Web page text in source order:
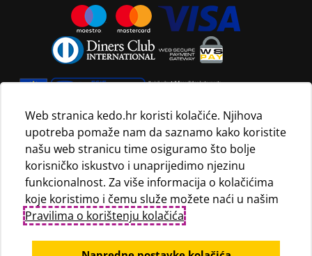
Web stranica kedo.hr koristi kolačiće. Njihova
upotreba pomaže nam da saznamo kako koristite
našu web stranicu time osiguramo što bolje
korisničko iskustvo i unaprijedimo njezinu
funkcionalnost. Za više informacija o kolačićima
koje koristimo i čemu služe možete naći u našim
Pravilima o korištenju kolačića.
Navedene maloprodajne cijene vrijede isključivo za kupnju
proizvoda putem Internet trgovine i mogu se razlikovati od
maloprodajnih cijena u maloprodajnim trgovinama.